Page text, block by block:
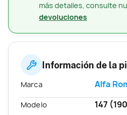
más detalles, consulte
devoluciones
Información de la
Marca Alfa
Modelo 147